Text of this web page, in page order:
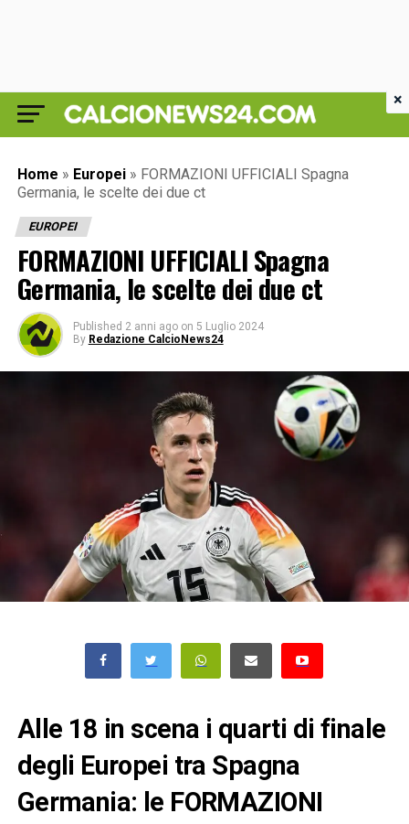
Home » Europei » FORMAZIONI UFFICIALI Spagna
Germania, le scelte dei due ct
EUROPEI
FORMAZIONI UFFICIALI Spagna
Germania, le scelte dei due ct
Published 2 anni ago on 5 Luglio 2024
By Redazione CalcioNews24
Alle 18 in scena i quarti di finale
degli Europei tra Spagna
Germania: le FORMAZIONI
×